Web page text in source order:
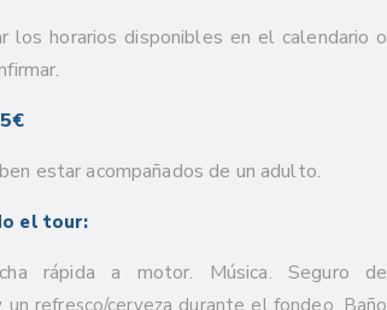
los horarios disponibles en el calendario o
estar acompañados de un adulto.
el tour:
rápida a motor. Música. Seguro de
un refresco/cerveza durante el fondeo. Baño